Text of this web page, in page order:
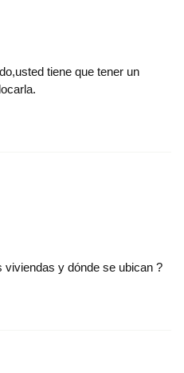
tiene que tener un
y dónde se ubican ?